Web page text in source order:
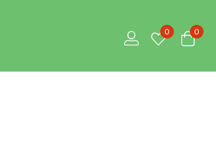
0 0